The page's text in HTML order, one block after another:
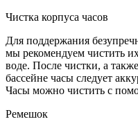
Чистка корпуса часов
Для поддержания
мы рекомендуем чистить
воде. После чистки, а
бассейне часы следует
Часы можно чистить с
Ремешок